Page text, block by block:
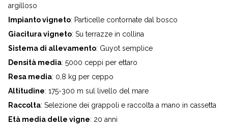
argilloso
Impianto vigneto: Particelle contornate dal bosco
Giacitura vigneto: Su terrazze in collina
Sistema di allevamento: Guyot semplice
Densità media: 5000 ceppi per ettaro
Resa media: 0,8 kg per ceppo
Altitudine: 175-300 m sul livello del mare
Raccolta: Selezione dei grappoli e raccolta a mano in cassetta
Età media delle vigne: 20 anni